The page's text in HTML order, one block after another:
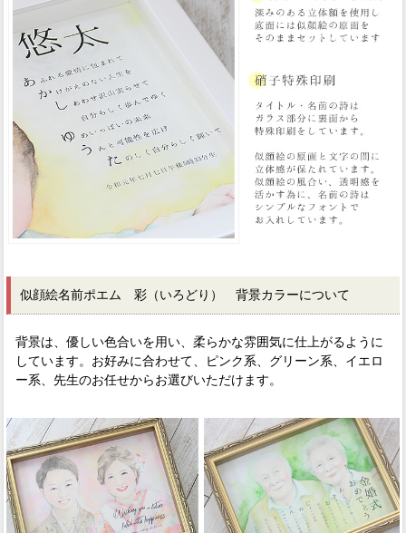
似顔絵名前ポエム 彩（いろどり） 背景カラーについて
背景は、優しい色合いを用い、柔らかな雰囲気に仕上がるように
しています。お好みに合わせて、ピンク系、グリーン系、イエロ
ー系、先生のお任せからお選びいただけます。